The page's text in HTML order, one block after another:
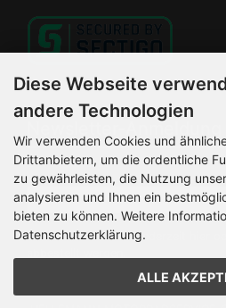
Newsletter-Anmeldung
E-Mail-Adresse:
Der Newsletter kann jederzeit hier
Diese Webseite
andere Technologien
Wir verwenden Cookies und
Drittanbietern, um die ordentliche
zu gewährleisten, die Nutzung
analysieren und Ihnen ein
bieten zu können. Weitere
Datenschutzerklärung.
ALLE